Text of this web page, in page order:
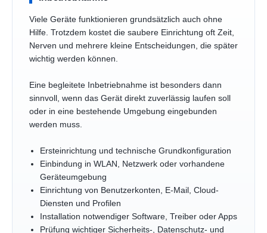
Viele Geräte funktionieren grundsätzlich auch ohne
Hilfe. Trotzdem kostet die saubere Einrichtung oft Zeit,
Nerven und mehrere kleine Entscheidungen, die später
wichtig werden können.
Eine begleitete Inbetriebnahme ist besonders dann
sinnvoll, wenn das Gerät direkt zuverlässig laufen soll
oder in eine bestehende Umgebung eingebunden
werden muss.
Ersteinrichtung und technische Grundkonfiguration
Einbindung in WLAN, Netzwerk oder vorhandene
Geräteumgebung
Einrichtung von Benutzerkonten, E-Mail, Cloud-
Diensten und Profilen
Installation notwendiger Software, Treiber oder Apps
Prüfung wichtiger Sicherheits-, Datenschutz- und